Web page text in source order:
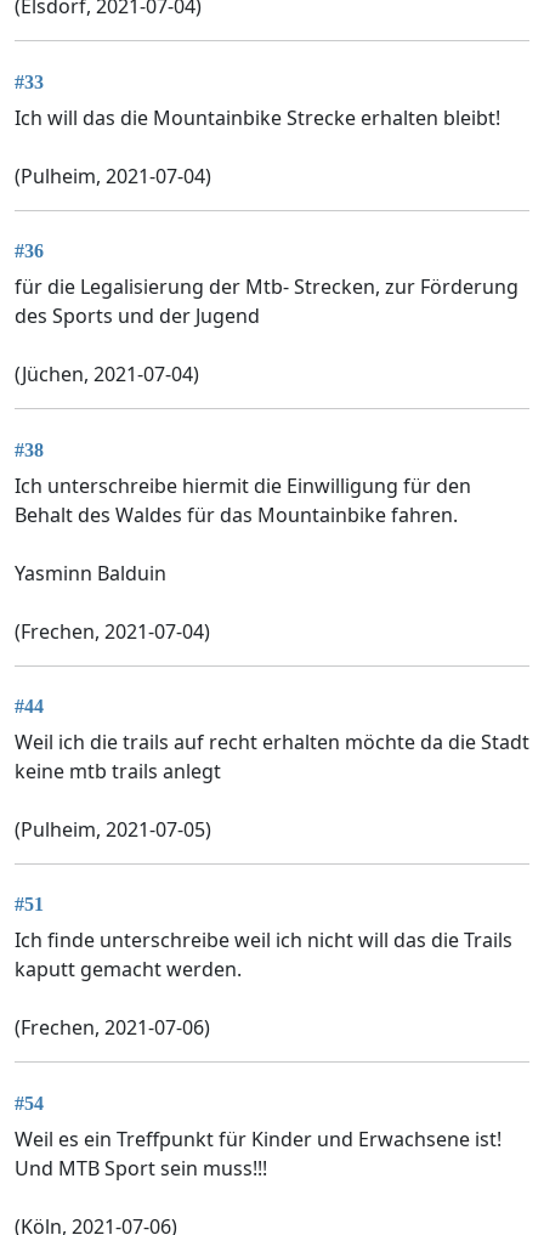
(Elsdorf, 2021-07-04)
#33
Ich will das die Mountainbike Strecke erhalten bleibt!
(Pulheim, 2021-07-04)
#36
für die Legalisierung der Mtb- Strecken, zur Förderung
des Sports und der Jugend
(Jüchen, 2021-07-04)
#38
Ich unterschreibe hiermit die Einwilligung für den
Behalt des Waldes für das Mountainbike fahren.
Yasminn Balduin
(Frechen, 2021-07-04)
#44
Weil ich die trails auf recht erhalten möchte da die Stadt
keine mtb trails anlegt
(Pulheim, 2021-07-05)
#51
Ich finde unterschreibe weil ich nicht will das die Trails
kaputt gemacht werden.
(Frechen, 2021-07-06)
#54
Weil es ein Treffpunkt für Kinder und Erwachsene ist!
Und MTB Sport sein muss!!!
(Köln, 2021-07-06)